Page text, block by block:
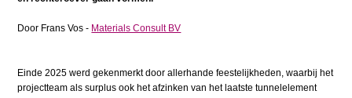
Door Frans Vos - Materials Consult BV
Einde 2025 werd gekenmerkt door allerhande feestelijkheden, waarbij het
projectteam als surplus ook het afzinken van het laatste tunnelelement